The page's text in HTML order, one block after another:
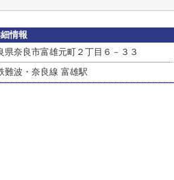
情報
県奈良市富雄元町２丁目６－３３
難波・奈良線 富雄駅